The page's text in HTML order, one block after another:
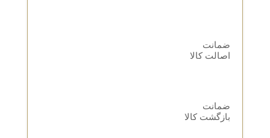
ضمانت
اصالت کالا
ضمانت
بازگشت کالا